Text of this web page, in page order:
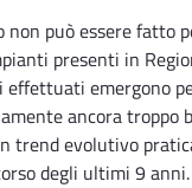
non può essere fatto
presenti in
emergono
ancora troppo
trend evolutivo
degli ultimi 9 anni.